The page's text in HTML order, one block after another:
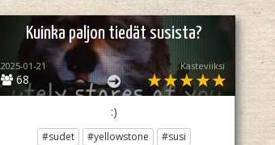
Kuinka paljon tiedät susista?
68
2025-01-21 Kasteviiksi
:)
#sudet #yellowstone
#susi